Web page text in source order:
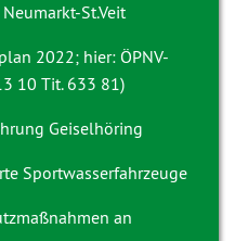
St.Veit
2022; hier: ÖPNV-
10 Tit. 633 81)
Geiselhöring
Sportwasserfahrzeuge
an